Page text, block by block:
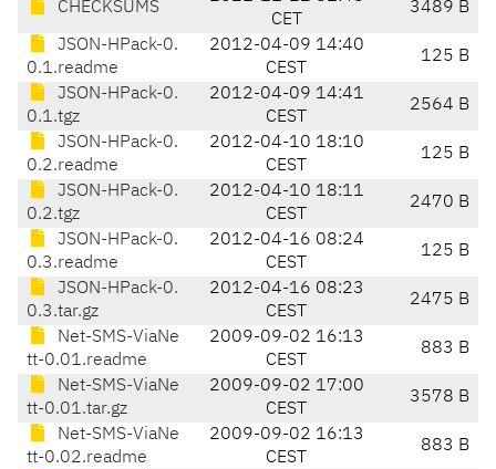
CHECKSUMS
CET
3489 B
JSON-HPack-0.
0.1.readme
2012-04-09 14:40
CEST
125 B
JSON-HPack-0.
0.1.tgz
2012-04-09 14:41
CEST
2564 B
JSON-HPack-0.
0.2.readme
2012-04-10 18:10
CEST
125 B
JSON-HPack-0.
0.2.tgz
2012-04-10 18:11
CEST
2470 B
JSON-HPack-0.
0.3.readme
2012-04-16 08:24
CEST
125 B
JSON-HPack-0.
0.3.tar.gz
2012-04-16 08:23
CEST
2475 B
Net-SMS-ViaNe
tt-0.01.readme
2009-09-02 16:13
CEST
883 B
Net-SMS-ViaNe
tt-0.01.tar.gz
2009-09-02 17:00
CEST
3578 B
Net-SMS-ViaNe
tt-0.02.readme
2009-09-02 16:13
CEST
883 B